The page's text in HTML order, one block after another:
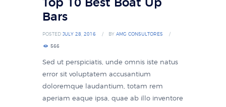
Top 10 Best Boat Up
Bars
POSTED JULY 28, 2016 BY AMG CONSULTORES
566
Sed ut perspiciatis, unde omnis iste natus
error sit voluptatem accusantium
doloremque laudantium, totam rem
aperiam eaque ipsa, quae ab illo inventore